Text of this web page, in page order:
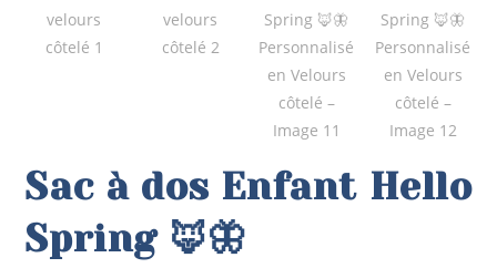
Sac à dos Enfant Hello
Spring 🦊🦋